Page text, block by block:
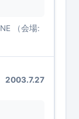
（会場:
2003.7.27